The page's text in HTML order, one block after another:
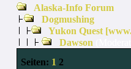
Alaska-Info Forum
Dogmushing
Yukon Quest
Dawson
Seiten: 1 2